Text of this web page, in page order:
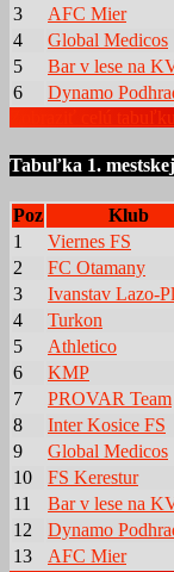
3
AFC Mier
4
Global Medicos
5
Bar v lese na
6
Dynamo
Tabuľka 1.
Poz Klub
1
Viernes FS
2
FC Otamany
3
Ivanstav Lazo-
4
Turkon
5
Athletico
6
KMP
7
PROVAR Team
8
Inter Kosice FS
9
Global Medicos
10
FS Kerestur
11
Bar v lese na
12
Dynamo
13
AFC Mier